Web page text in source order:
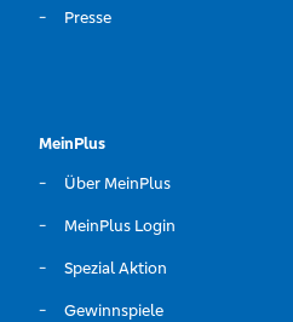
Presse
MeinPlus
Über MeinPlus
MeinPlus Login
Spezial Aktion
Gewinnspiele